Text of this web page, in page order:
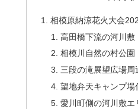
相模原納涼花火大会
高田橋下流の河川敷
相模川自然の村公園
三段の滝展望広場周
望地弁天キャンプ場
愛川町側の河川敷エ